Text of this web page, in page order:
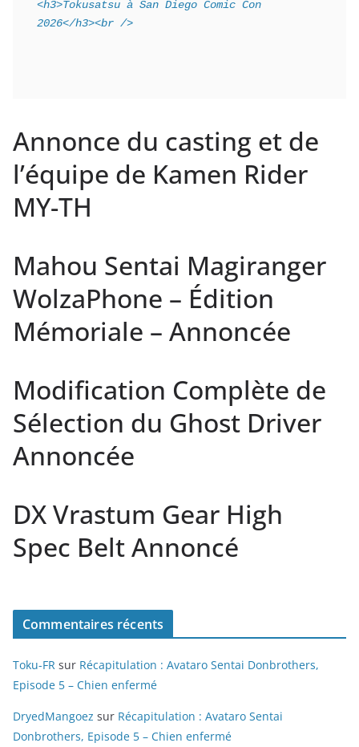
<h3>Tokusatsu à San Diego Comic Con
2026</h3><br />
Annonce du casting et de
l’équipe de Kamen Rider
MY-TH
Mahou Sentai Magiranger
WolzaPhone – Édition
Mémoriale – Annoncée
Modification Complète de
Sélection du Ghost Driver
Annoncée
DX Vrastum Gear High
Spec Belt Annoncé
Commentaires récents
Toku-FR sur Récapitulation : Avataro Sentai Donbrothers,
Episode 5 – Chien enfermé
DryedMangoez sur Récapitulation : Avataro Sentai
Donbrothers, Episode 5 – Chien enfermé